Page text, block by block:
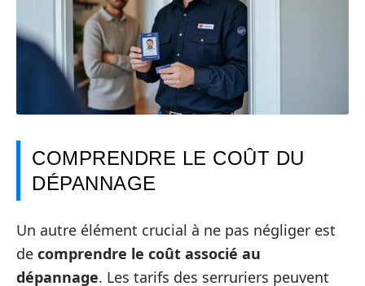
COMPRENDRE LE COÛT DU
DÉPANNAGE
Un autre élément crucial à ne pas négliger est
de comprendre le coût associé au
dépannage. Les tarifs des serruriers peuvent